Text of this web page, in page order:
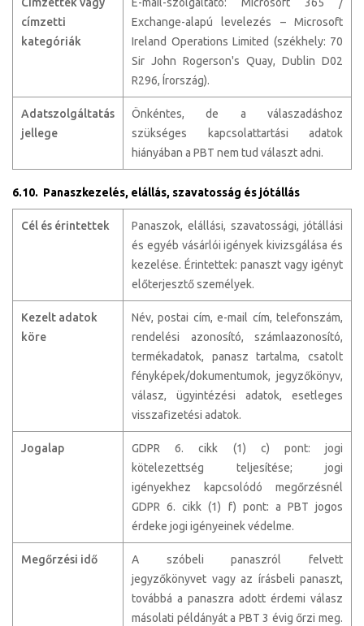
címzetti
kategóriák
Exchange-alapú levelezés – Microsoft
Ireland Operations Limited (székhely: 70
Sir John Rogerson's Quay, Dublin D02
R296, Írország).
Adatszolgáltatás
jellege
Önkéntes, de a válaszadáshoz
szükséges kapcsolattartási adatok
hiányában a PBT nem tud választ adni.
6.10. Panaszkezelés, elállás, szavatosság és jótállás
Cél és érintettek
Panaszok, elállási, szavatossági, jótállási
és egyéb vásárlói igények kivizsgálása és
kezelése. Érintettek: panaszt vagy igényt
előterjesztő személyek.
Kezelt adatok
köre
Név, postai cím, e-mail cím, telefonszám,
rendelési azonosító, számlaazonosító,
termékadatok, panasz tartalma, csatolt
fényképek/dokumentumok, jegyzőkönyv,
válasz, ügyintézési adatok, esetleges
visszafizetési adatok.
Jogalap
GDPR 6. cikk (1) c) pont: jogi
kötelezettség teljesítése; jogi
igényekhez kapcsolódó megőrzésnél
GDPR 6. cikk (1) f) pont: a PBT jogos
érdeke jogi igényeinek védelme.
Megőrzési idő
A szóbeli panaszról felvett
jegyzőkönyvet vagy az írásbeli panaszt,
továbbá a panaszra adott érdemi válasz
másolati példányát a PBT 3 évig őrzi meg.